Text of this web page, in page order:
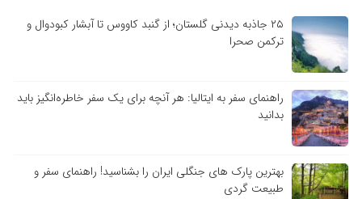
۲۵ جاذبه دیدنی گلستان؛ از گنبد کاووس تا آبشار کبودوال و
ترکمن صحرا
راهنمای سفر به ایتالیا: هر آنچه برای یک سفر خاطره‌انگیز باید
بدانید
بهترین پارک های جنگلی ایران را بشناسید! راهنمای سفر و
طبیعت گردی